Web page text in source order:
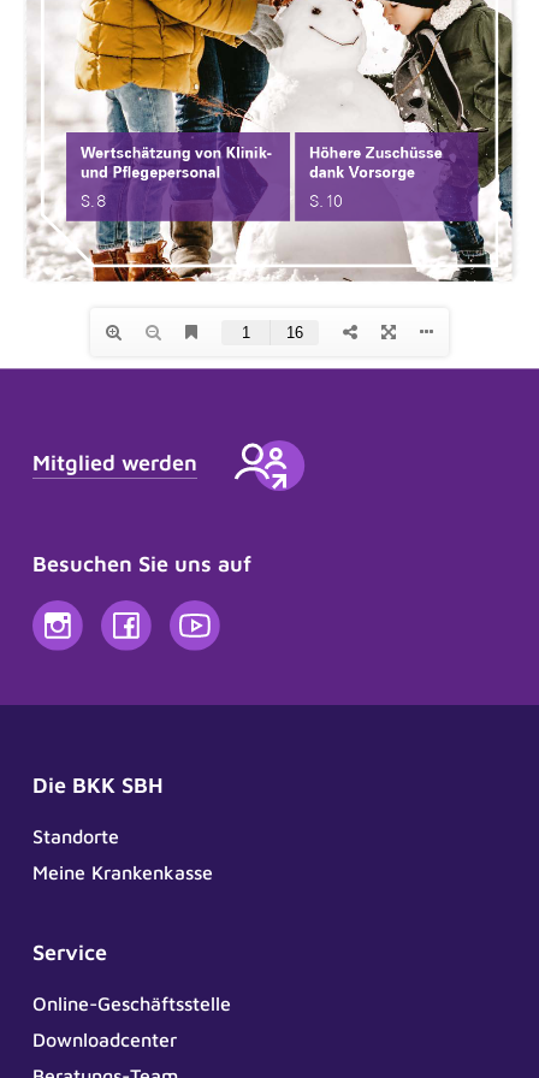
Mitglied werden
Besuchen Sie uns auf
Die BKK SBH
Standorte
Meine Krankenkasse
Service
Online-Geschäftsstelle
Downloadcenter
Frag Sina
Unsere digitaler Assistentin Sina berät Sie
noch nicht alles perfekt, lernt aber ständig dazu.
kann ich Ihnen helfen?